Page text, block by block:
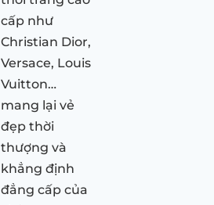
cấp như
Christian Dior,
Versace, Louis
Vuitton…
mang lại vẻ
đẹp thời
thượng và
khẳng định
đẳng cấp của